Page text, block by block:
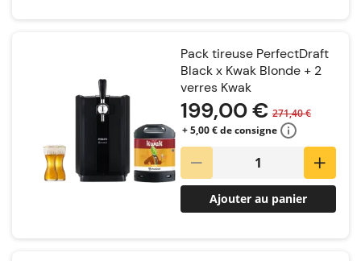
Pack tireuse PerfectDraft
Black x Kwak Blonde + 2
verres Kwak
199,00 € 271,40 €
+ 5,00 € de consigne
Ajouter au panier